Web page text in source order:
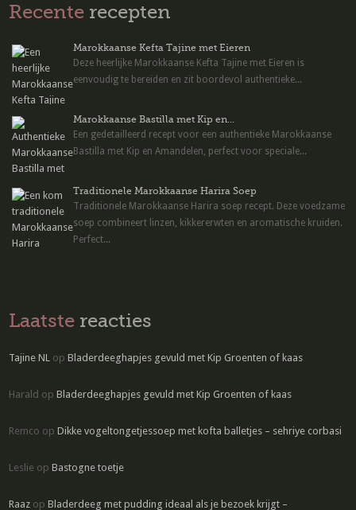
Recente recepten
Marokkaanse Kefta Tajine met Eieren
Deze heerlijke Marokkaanse Kefta Tajine met Eieren is
eenvoudig te bereiden en zit boordevol authentieke...
Marokkaanse Bastilla met Kip en...
Een gedetailleerd recept voor een authentieke Marokkaanse
Bastilla met Kip en Amandelen, perfect voor speciale...
Traditionele Marokkaanse Harira Soep
Traditionele Marokkaanse Harira soep recept. Deze voedzame
soep combineert linzen, kikkererwten en aromatische kruiden.
Perfect...
Laatste reacties
Tajine NL opBladerdeeghapjes gevuld met Kip Groenten of kaas
Harald opBladerdeeghapjes gevuld met Kip Groenten of kaas
Remco opDikke vogeltongetjessoep met kofta balletjes – sehriye corbasi
Leslie opBastogne toetje
Raaz opBladerdeeg met pudding ideaal als je bezoek krijgt –